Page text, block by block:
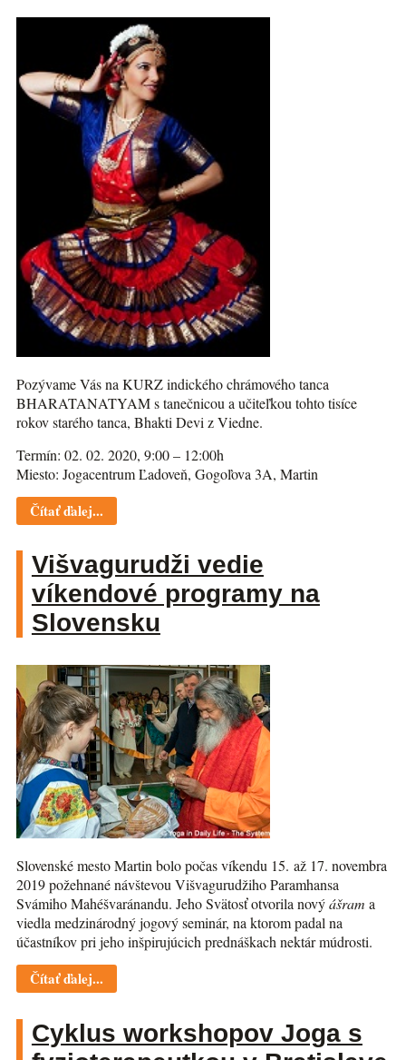
Pozývame Vás na KURZ indického chrámového tanca
BHARATANATYAM s tanečnicou a učiteľkou tohto tisíce
rokov starého tanca, Bhakti Devi z Viedne.
Termín: 02. 02. 2020, 9:00 – 12:00h
Miesto: Jogacentrum Ľadoveň, Gogoľova 3A, Martin
Čítať ďalej...
Višvagurudži vedie
víkendové programy na
Slovensku
Slovenské mesto Martin bolo počas víkendu 15. až 17. novembra
2019 požehnané návštevou Višvagurudžiho Paramhansa
Svámiho Mahéšvaránandu. Jeho Svätosť otvorila novýášram a
viedla medzinárodný jogový seminár, na ktorom padal na
účastníkov pri jeho inšpirujúcich prednáškach nektár múdrosti.
Čítať ďalej...
Cyklus workshopov Joga s